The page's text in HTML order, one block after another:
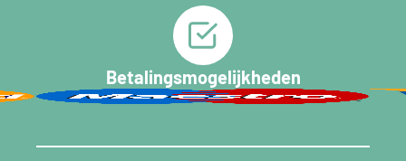
Betalingsmogelijkheden